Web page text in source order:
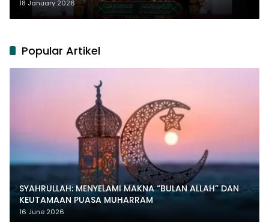
18 January 2026
Popular Artikel
SYAHRULLAH: MENYELAMI MAKNA “BULAN ALLAH” DAN
KEUTAMAAN PUASA MUHARRAM
16 June 2026